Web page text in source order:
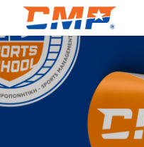
SPORTS
EDUCATION